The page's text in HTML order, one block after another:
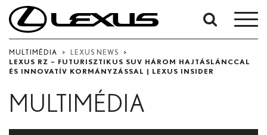
MULTIMÉDIA > LEXUS NEWS
>
LEXUS RZ – FUTURISZTIKUS SUV HÁROM HAJTÁSLÁNCCAL
ÉS INNOVATÍV KORMÁNYZÁSSAL | LEXUS INSIDER
MULTIMÉDIA
Keresés
dátum
alapján
Záró dátum: